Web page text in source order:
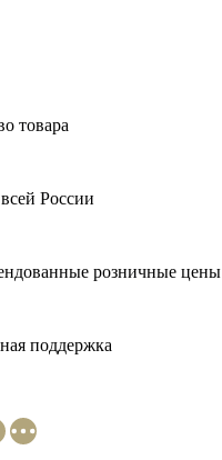
товара
России
розничные цены
поддержка